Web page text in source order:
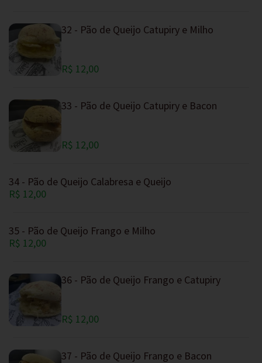
32 - Pão de Queijo Catupiry e Milho
R$ 12,00
33 - Pão de Queijo Catupiry e Bacon
R$ 12,00
34 - Pão de Queijo Calabresa e Queijo
R$ 12,00
35 - Pão de Queijo Frango e Milho
R$ 12,00
36 - Pão de Queijo Frango e Catupiry
R$ 12,00
37 - Pão de Queijo Frango e Bacon